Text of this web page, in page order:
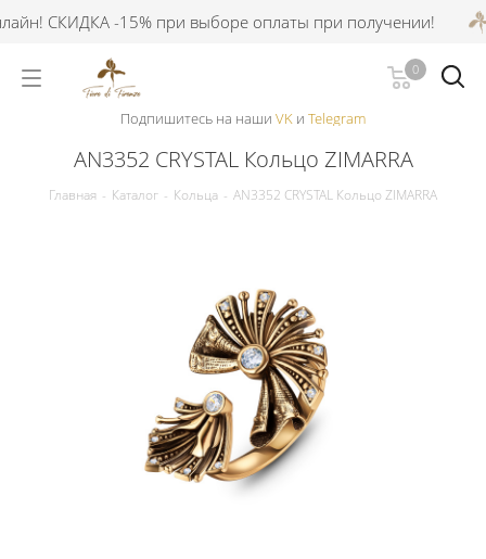
СКИДКА -15% при выборе оплаты при получении!
0
Подпишитесь на наши VK и Telegram
AN3352 CRYSTAL Кольцо ZIMARRA
Главная - Каталог - Кольца - AN3352 CRYSTAL Кольцо ZIMARRA